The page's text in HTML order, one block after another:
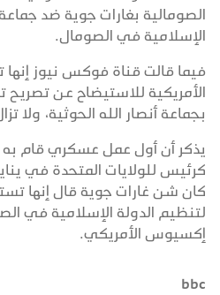
الصومالية بغارات جوية ضد
الإسلامية في الصومال.
فيما قالت قناة فوكس نيوز إنها
الأمريكية للاستيضاح عن
بجماعة أنصار الله الحوثية، ولا
يذكر أن أول عمل عسكري قام به
كرئيس للولايات المتحدة في
كان شن غارات جوية قال إنها
لتنظيم الدولة الإسلامية في
إكسيوس الأمريكي.
bbc